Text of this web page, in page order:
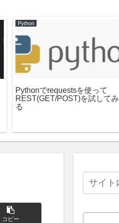
Python
Pythonでrequestsを使って
REST(GET/POST)を試してみ
る
コピー